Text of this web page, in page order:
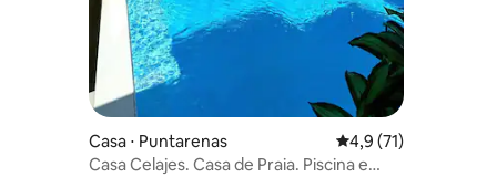
Casa ⋅ Puntarenas 4,9 de uma avaliação
4,9 (71)
Casa Celajes. Casa de Praia. Piscina e